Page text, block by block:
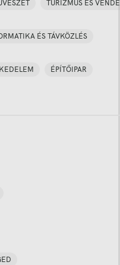
TURIZMUS ÉS
ÉS TÁVKÖZLÉS
ÉPÍTŐIPAR